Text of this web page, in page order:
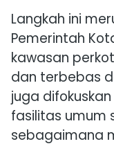
Langkah ini
Pemerintah
kawasan
dan terbebas
juga
fasilitas umum
sebagaimana